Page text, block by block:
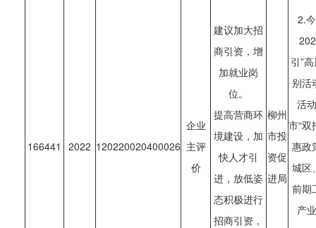
166441 2022 120220020400026
企业
主评
价
建议加大招
商引资，增
加就业岗
位。
提高营商环
境建设，加
快人才引
进，放低姿
态积极进行
招商引资，
柳州
市投
资促
进局
2.
引”
别活
活
市“双
惠政
城区
前期
产